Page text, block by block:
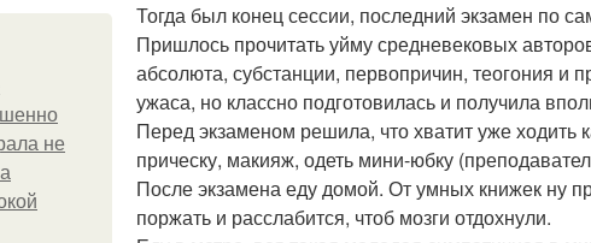
не
Тогда был конец сессии, последний экзамен по
Пришлось прочитать уйму средневековых
абсолюта, субстанции, первопричин, теогония и
ужаса, но классно подготовилась и получила
Перед экзаменом решила, что хватит уже ходить
прическу, макияж, одеть мини-юбку
После экзамена еду домой. От умных книжек ну
поржать и расслабится, чтоб мозги отдохнули.